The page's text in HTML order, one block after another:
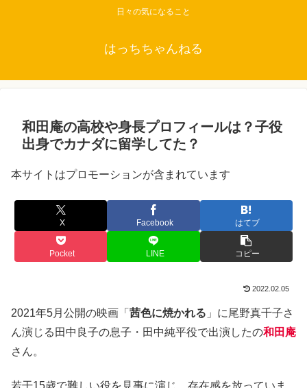
日々の気になること
はっちちゃんねる
和田庵の高校や身長プロフィールは？子役
出身でカナダに留学してた？
本サイトはプロモーションが含まれています
X Facebook はてブ
Pocket LINE コピー
2022.02.05
2021年5月公開の映画「 茜色に焼かれる 」に尾野真千子さ
ん演じる田中良子の息子・田中純平役で出演したの和田庵
さん。